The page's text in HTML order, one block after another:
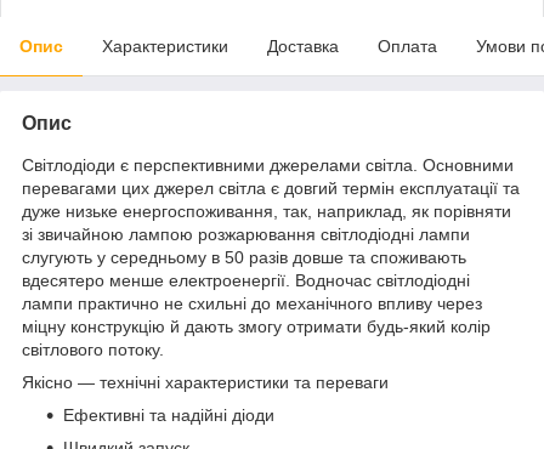
Опис Характеристики Доставка Оплата Умови
Опис
Світлодіоди є перспективними джерелами світла. Основними
перевагами цих джерел світла є довгий термін експлуатації та
дуже низьке енергоспоживання, так, наприклад, як порівняти
зі звичайною лампою розжарювання світлодіодні лампи
слугують у середньому в 50 разів довше та споживають
вдесятеро менше електроенергії. Водночас світлодіодні
лампи практично не схильні до механічного впливу через
міцну конструкцію й дають змогу отримати будь-який колір
світлового потоку.
Якісно — технічні характеристики та переваги
Ефективні та надійні діоди